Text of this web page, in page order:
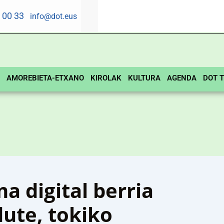
00 33 info@dot.eus
AMOREBIETA-ETXANO KIROLAK KULTURA AGENDA DOT
digital berria
tokiko